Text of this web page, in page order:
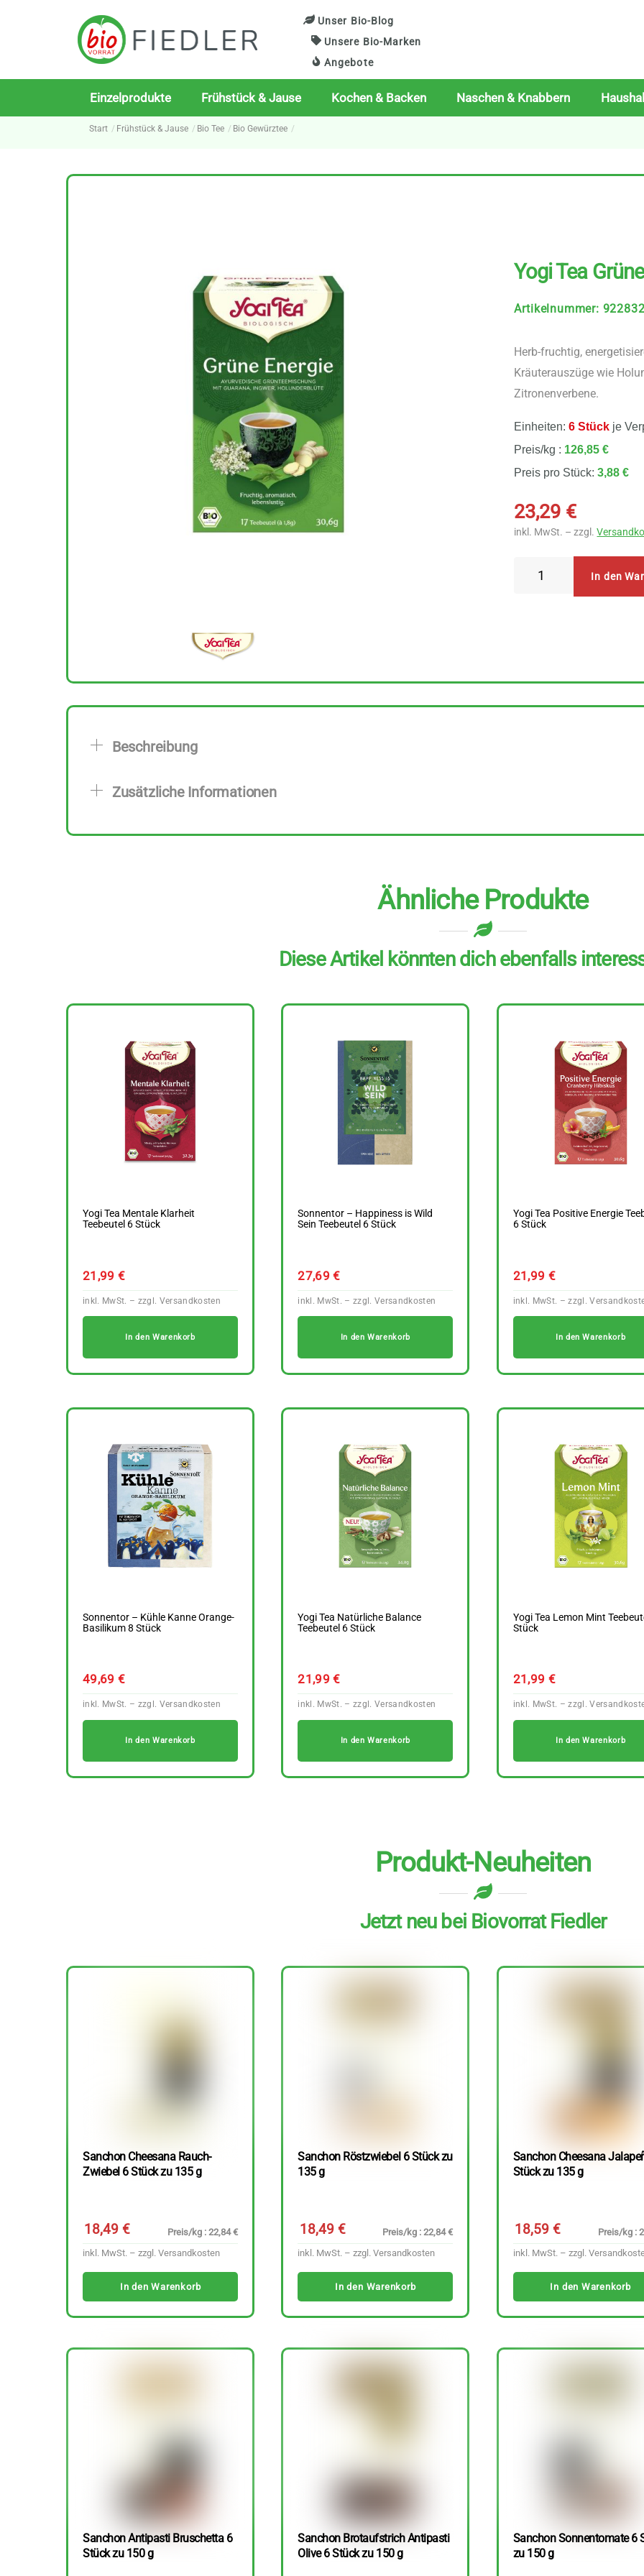
Unser Bio-Blog
Unsere Bio-Marken
Angebote
Einzelprodukte Frühstück & Jause Kochen & Backen Naschen & Knabbern
Start Frühstück & Jause Bio Tee Bio Gewürztee
Yogi Tea
Artikelnummer:
Herb-fruchtig,
Kräuterauszüge wie
Zitronenverbene.
Einheiten:6 Stück je
Preis/kg : 126,85 €
Preis pro Stück:3,88 €
23,29 €
inkl. MwSt. – zzgl.
In den
Beschreibung
Zusätzliche Informationen
Ähnliche Produkte
Diese Artikel könnten dich ebenfalls
Yogi Tea Mentale Klarheit
Teebeutel 6 Stück
21,99€
In den Warenkorb
Sonnentor – Happiness is Wild
Sein Teebeutel 6 Stück
27,69€
In den Warenkorb
Yogi Tea Positive Energie
6 Stück
21,99 €
In den Warenkorb
Sonnentor – Kühle Kanne Orange-
Basilikum 8 Stück
49,69€
In den Warenkorb
Yogi Tea Natürliche Balance
Teebeutel 6 Stück
21,99€
In den Warenkorb
Yogi Tea Lemon Mint
Stück
21,99 €
In den Warenkorb
Produkt-Neuheiten
Jetzt neu bei Biovorrat Fiedler
Sanchon Cheesana Rauch-
Zwiebel 6 Stück zu 135 g
18,49€
Preis/kg : 22,84 €
inkl. MwSt. – zzgl. Versandkosten
In den Warenkorb
Sanchon Röstzwiebel 6 Stück zu
135 g
18,49 €
Preis/kg : 22,84 €
inkl. MwSt. – zzgl.Versandkosten
In den Warenkorb
Sanchon Cheesana
Stück zu 135 g
18,59 €
Preis/kg :
inkl. MwSt. – zzgl.
In den Warenkorb
Sanchon Antipasti Bruschetta 6
Stück zu 150 g
Sanchon Brotaufstrich Antipasti
Olive 6 Stück zu 150 g
Sanchon Sonnentomate 6
zu 150 g